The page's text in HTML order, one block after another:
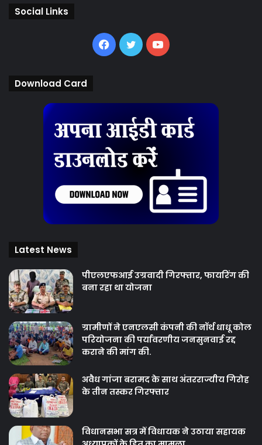
Social Links
Facebook
TwitterYouTube
Download Card
Latest News
पीएलएफआई उग्रवादी गिरफ्तार, फायरिंग की
बना रहा था योजना
ग्रामीणों ने एनएलसी कंपनी की नॉर्थ धाधू कोल
परियोजना की पर्यावरणीय जनसुनवाई रद्द
कराने की मांग की.
अवैध गांजा बरामद के साथ अंतरराज्यीय गिरोह
के तीन तस्कर गिरफ्तार
विधानसभा सत्र में विधायक ने उठाया सहायक